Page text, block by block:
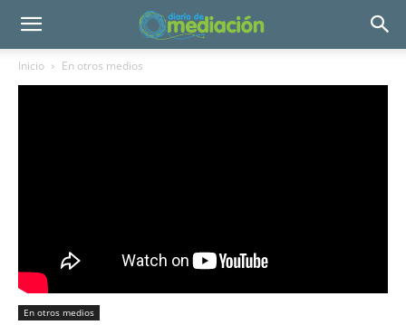
Inicio En otros medios
En otros medios